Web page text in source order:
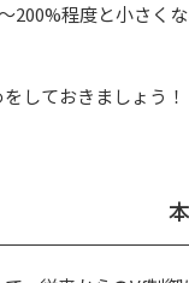
200%程度と小さく
しておきましょう！